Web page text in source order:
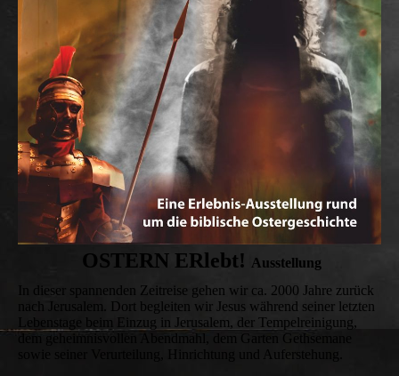
OSTERN ERlebt! Ausstellung
In dieser spannenden Zeitreise gehen wir ca. 2000 Jahre zurück
nach Jerusalem. Dort begleiten wir Jesus während seiner letzten
Lebenstage beim Einzug in Jerusalem, der Tempelreinigung,
dem geheimnisvollen Abendmahl, dem Garten Gethsemane
sowie seiner Verurteilung, Hinrichtung und Auferstehung.